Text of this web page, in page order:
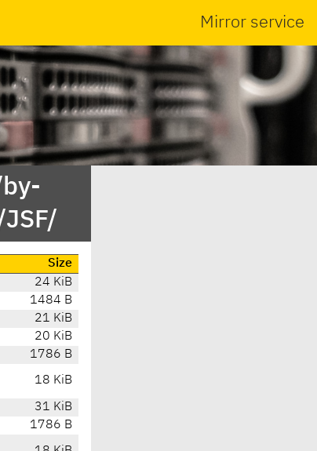
Mirror service
Size
24 KiB
1484 B
21 KiB
20 KiB
1786 B
18 KiB
31 KiB
1786 B